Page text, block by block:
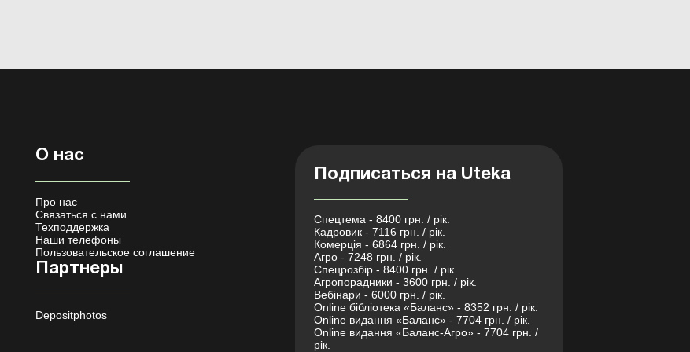
О нас
Про нас
Связаться с нами
Техподдержка
Наши телефоны
Пользовательское соглашение
Партнеры
Depositphotos
Подписаться на Uteka
Спецтема - 8400 грн. / рік.
Кадровик - 7116 грн. / рік.
Комерція - 6864 грн. / рік.
Агро - 7248 грн. / рік.
Спецрозбір - 8400 грн. / рік.
Агропорадники - 3600 грн. / рік.
Вебінари - 6000 грн. / рік.
Online бібліотека «Баланс» - 8352 грн. / рік.
Online видання «Баланс» - 7704 грн. / рік.
Online видання «Баланс-Агро» - 7704 грн. /
рік.